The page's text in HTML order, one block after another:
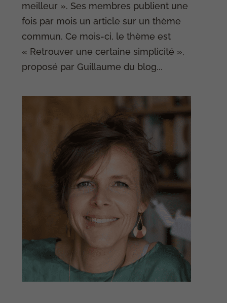
meilleur ». Ses membres publient une
fois par mois un article sur un thème
commun. Ce mois-ci, le thème est
« Retrouver une certaine simplicité »,
proposé par Guillaume du blog...